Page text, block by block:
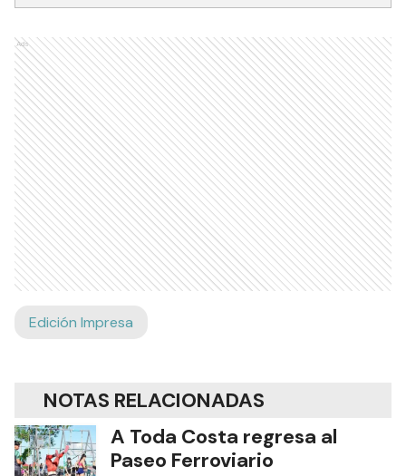
Ads
Edición Impresa
NOTAS RELACIONADAS
A Toda Costa regresa al
Paseo Ferroviario